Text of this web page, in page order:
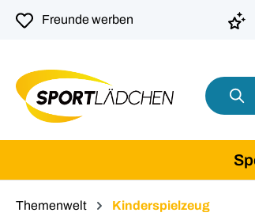
Zur Hauptnavigation springen
Freunde werben
Themenwelt Kinderspielzeug